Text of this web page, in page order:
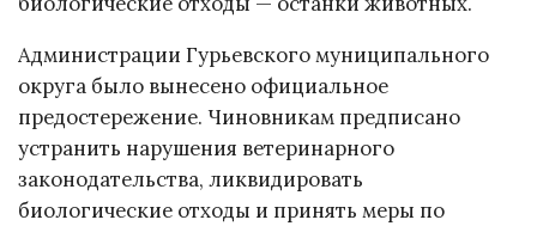
Администрации Гурьевского муниципального
округа было вынесено официальное
предостережение. Чиновникам предписано
устранить нарушения ветеринарного
законодательства, ликвидировать
биологические отходы и принять меры по